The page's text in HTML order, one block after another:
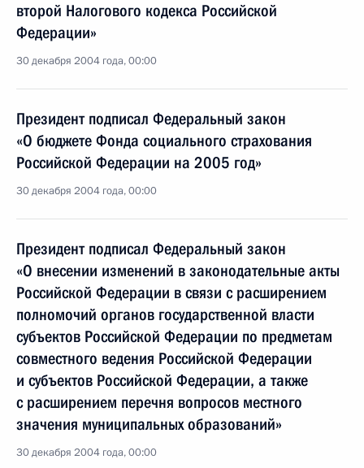
второй Налогового кодекса Российской
Федерации»
30 декабря 2004 года, 00:00
Президент подписал Федеральный закон
«О бюджете Фонда социального страхования
Российской Федерации на 2005 год»
30 декабря 2004 года, 00:00
Президент подписал Федеральный закон
«О внесении изменений в законодательные акты
Российской Федерации в связи с расширением
полномочий органов государственной власти
субъектов Российской Федерации по предметам
совместного ведения Российской Федерации
и субъектов Российской Федерации, а также
с расширением перечня вопросов местного
значения муниципальных образований»
30 декабря 2004 года, 00:00